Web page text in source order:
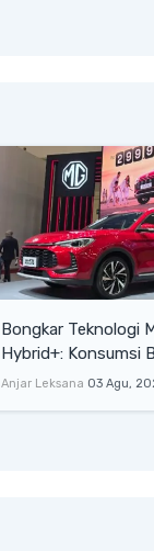
Bongkar Teknologi
Hybrid+: Konsumsi
Tembus 27,7 Km/
Anjar Leksana 03 Agu,